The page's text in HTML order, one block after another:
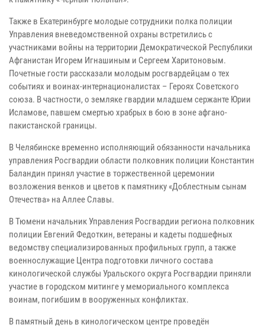
Также в Екатеринбурге молодые сотрудники полка полиции
Управления вневедомственной охраны встретились с
участниками войны на территории Демократической Республики
Афганистан Игорем Игнашиным и Сергеем Харитоновым.
Почетные гости рассказали молодым росгвардейцам о тех
событиях и воинах-интернационалистах – Героях Советского
союза. В частности, о земляке гвардии младшем сержанте Юрии
Исламове, павшем смертью храбрых в бою в зоне афгано-
пакистанской границы.
В Челябинске временно исполняющий обязанности начальника
управления Росгвардии области полковник полиции Константин
Баландин принял участие в торжественной церемонии
возложения венков и цветов к памятнику «Доблестным сынам
Отечества» на Аллее Славы.
В Тюмени начальник Управления Росгвардии региона полковник
полиции Евгений Федоткин, ветераны и кадеты подшефных
ведомству специализированных профильных групп, а также
военнослужащие Центра подготовки личного состава
кинологической службы Уральского округа Росгвардии приняли
участие в городском митинге у мемориального комплекса
воинам, погибшим в вооруженных конфликтах.
В памятный день в кинологическом центре проведён